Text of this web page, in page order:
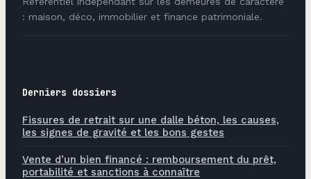
: maison, déco, immobilier et finance patrimoniale.
Derniers dossiers
Fissures de retrait sur une dalle béton, les causes,
les signes de gravité et les bons gestes
Vente d’un bien financé : remboursement du prêt,
portabilité et sanctions à connaître